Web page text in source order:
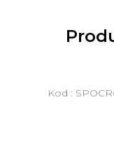
Kod :